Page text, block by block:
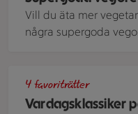
Vill du äta mer
några supergoda
Vardagsklassiker
4 favoriträtter